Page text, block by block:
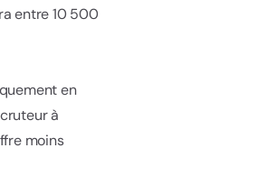
entre 10 500
en
à
moins